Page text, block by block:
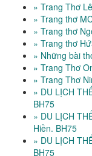
» Trang Thơ
» Trang thơ
» Trang thơ
» Trang thơ
» Những bài
» Trang Thơ
» Trang Thơ
» DU LỊCH
BH75
» DU LỊCH
Hiền. BH75
» DU LỊCH
BH75